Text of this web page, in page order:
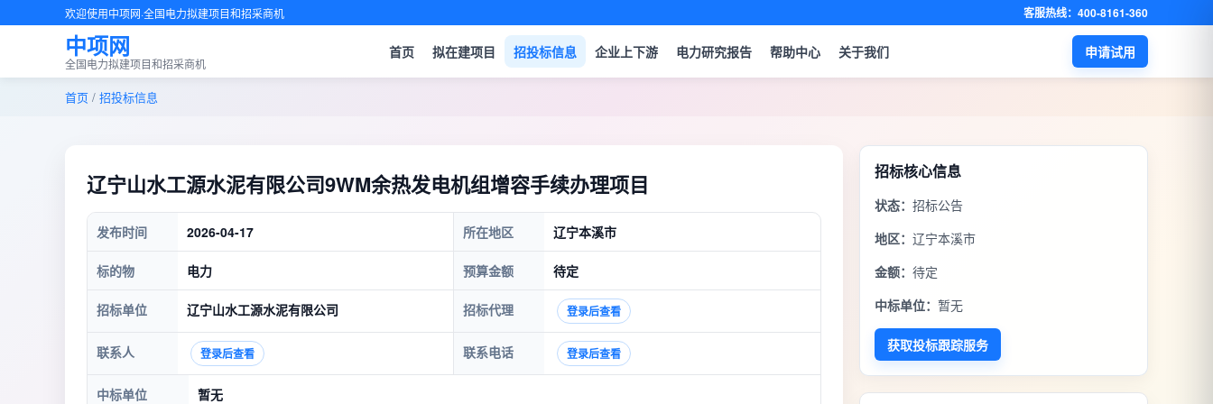
欢迎使用中项网·全国电力拟建项目和招采商机 客服热线：400-8161-360
中项网
全国电力拟建项目和招采商机
首页 拟在建项目 招投标信息 企业上下游 电力研究报告 帮助中心 关于我们 申请试用
首页 / 招投标信息
辽宁山水工源水泥有限公司9WM余热发电机组增容手续办理项目
发布时间 2026-04-17 所在地区 辽宁本溪市
标的物 电力 预算金额 待定
招标单位 辽宁山水工源水泥有限公司 招标代理 登录后查看
联系人 登录后查看 联系电话 登录后查看
中标单位 暂无
招标核心信息
状态： 招标公告
地区： 辽宁本溪市
金额： 待定
中标单位： 暂无
获取投标跟踪服务